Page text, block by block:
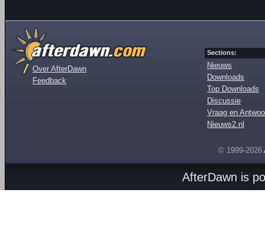
Over AfterDawn
Feedback
Sections:
Nieuws
Downloads
Top Downloads
Discussie
Vraag en
Nieuws2.nl
© 1999-2026
AfterDawn is